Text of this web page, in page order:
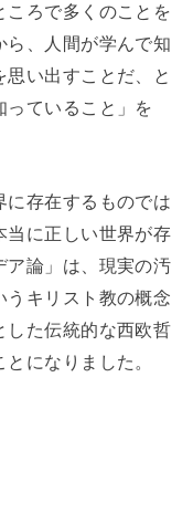
ころで多くのことを
ら、人間が学んで知
い出すことだ、と
っていること」を
に存在するものでは
当に正しい世界が存
ア論」は、現実の汚
うキリスト教の概念
した伝統的な西欧哲
になりました。